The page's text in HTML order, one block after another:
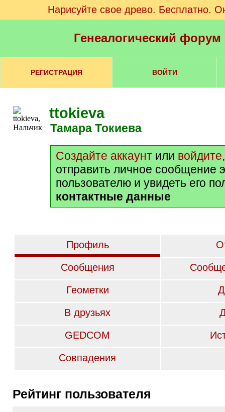
Нарисуйте свое древо. Бесплатно.
Генеалогический
РЕГИСТРАЦИЯ ВОЙТИ
ttokieva
Тамара Токиева
Создайте аккаунт или войдите
отправить личное сообщение
пользователю и увидеть его
контактные данные
Профиль
Сообщения
Геометки
В друзьях
GEDCOM
Совпадения
Рейтинг пользователя